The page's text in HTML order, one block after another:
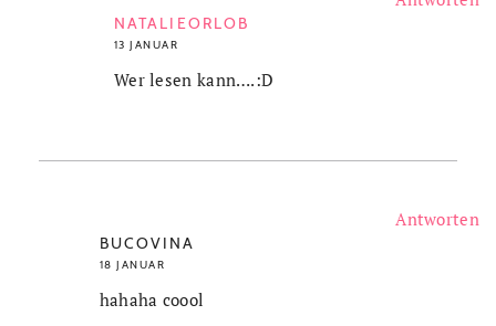
NATALIEORLOB
13 JANUAR
Wer lesen kann….:D
BUCOVINA
18 JANUAR
hahaha coool
Antworten